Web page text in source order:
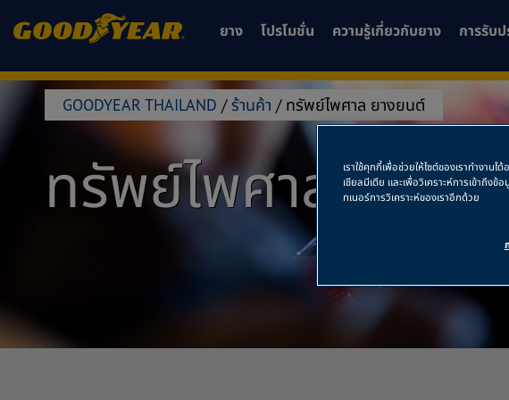
ยาง โปรโมชั่น ความรู้เกี่ยวกับยาง การรับป
GOODYEAR THAILAND / ร้านค้า / ทรัพย์ไพศาล ยางยนต์
ทรัพย์ไพศาล ยางย
เราใช้คุกกี้เพื่อช่วยให้ไซต์ของเราทำงา
เชียลมีเดีย และเพื่อวิเคราะห์การเข้าถึง
ทเนอร์การวิเคราะห์ของเราอีกด้วย